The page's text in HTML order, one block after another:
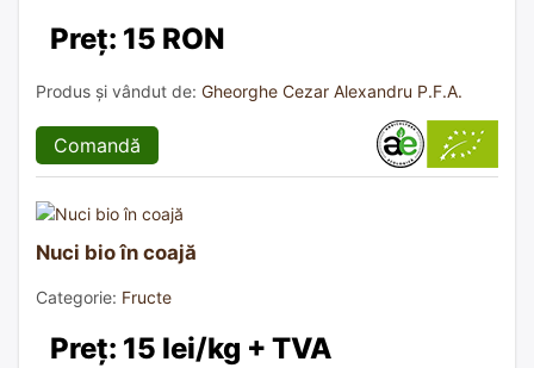
Preț: 15 RON
Produs și vândut de: Gheorghe Cezar Alexandru P.F.A.
Comandă
Nuci bio în coajă
Categorie: Fructe
Preț: 15 lei/kg + TVA